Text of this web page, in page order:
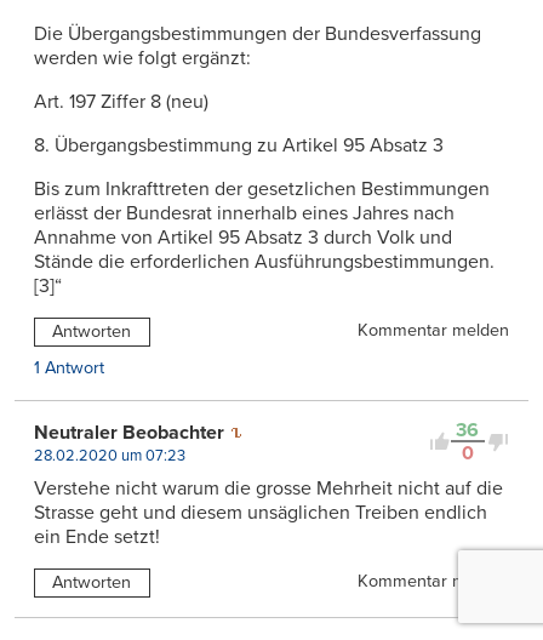
Die Übergangsbestimmungen der Bundesverfassung
werden wie folgt ergänzt:
Art. 197 Ziffer 8 (neu)
8. Übergangsbestimmung zu Artikel 95 Absatz 3
Bis zum Inkrafttreten der gesetzlichen Bestimmungen
erlässt der Bundesrat innerhalb eines Jahres nach
Annahme von Artikel 95 Absatz 3 durch Volk und
Stände die erforderlichen Ausführungsbestimmungen.
[3]“
Antworten
Kommentar melden
1 Antwort
36
0
Neutraler Beobachter
28.02.2020 um 07:23
Verstehe nicht warum die grosse Mehrheit nicht auf die
Strasse geht und diesem unsäglichen Treiben endlich
ein Ende setzt!
Antworten Kommentar melden